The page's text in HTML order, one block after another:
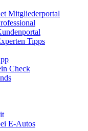
Mitgliederportal
Tipps
Check
E-Autos